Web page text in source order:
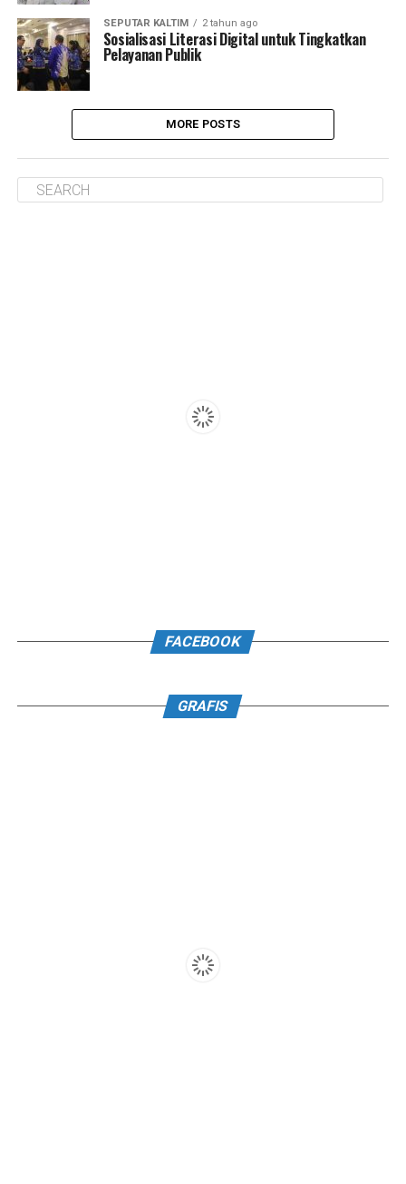
SEPUTAR KALTIM 2 tahun ago
Sosialisasi Literasi Digital untuk Tingkatkan
Pelayanan Publik
MORE POSTS
FACEBOOK
GRAFIS